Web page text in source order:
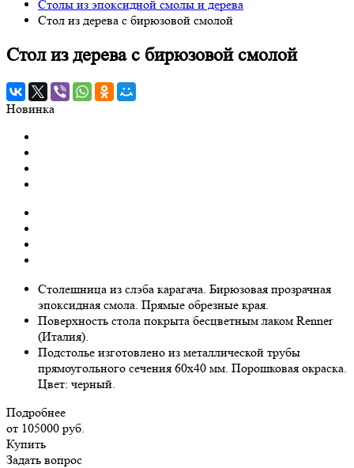
Столы из эпоксидной смолы и дерева
Стол из дерева с бирюзовой смолой
Стол из дерева с бирюзовой смолой
Новинка
Столешница из слэба карагача. Бирюзовая прозрачная
эпоксидная смола. Прямые обрезные края.
Поверхность стола покрыта бесцветным лаком Renner
(Италия).
Подстолье изготовлено из металлической трубы
прямоугольного сечения 60х40 мм. Порошковая окраска.
Цвет: черный.
Подробнее
от 105000 руб.
Купить
Задать вопрос